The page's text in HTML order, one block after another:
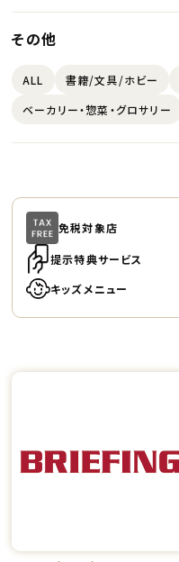
その他
ALL 書籍/文具/ホビー
ベーカリー・惣菜・グロサリー
免税対象店
提示特典サービス
キッズメニュー